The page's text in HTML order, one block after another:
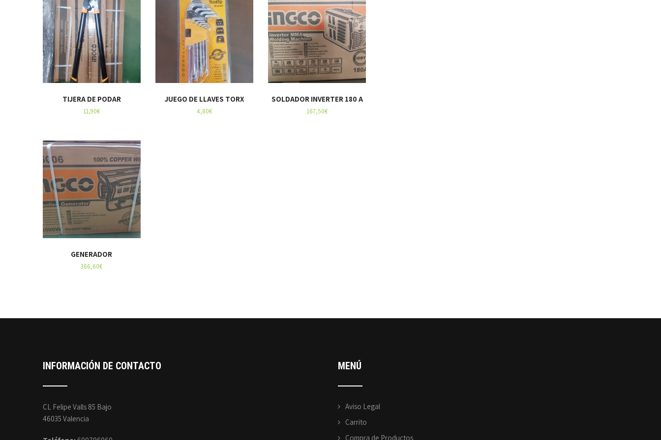
TIJERA DE PODAR
11,90€
JUEGO DE LLAVES TORX
4,80€
SOLDADOR INVERTER 180 A
167,50€
GENERADOR
386,60€
INFORMACIÓN DE CONTACTO
CL Felipe Valls 85 Bajo
46035 Valencia
MENÚ
Aviso Legal
Carrito
Compra de Productos